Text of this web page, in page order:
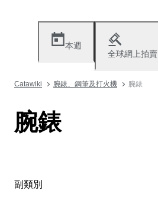
本週
全球網上拍賣
Catawiki 腕錶、鋼筆及打火機 腕錶
腕錶
副類別